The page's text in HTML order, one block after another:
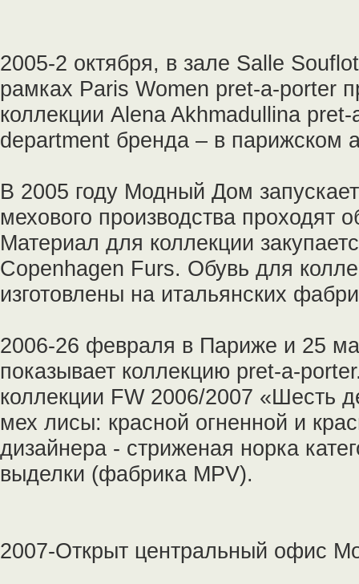
2005-2 октября, в зале Salle
рамках Paris Women pret-a-porter
коллекции Alena Akhmadullina
department бренда – в парижском
В 2005 году Модный Дом
мехового производства проходят
Материал для коллекции
Copenhagen Furs. Обувь для
изготовлены на итальянских
2006-26 февраля в Париже и 25
показывает коллекцию pret-a-
коллекции FW 2006/2007 «Шесть
мех лисы: красной огненной и
дизайнера - стриженая норка
выделки (фабрика MPV).
2007-Открыт центральный офис